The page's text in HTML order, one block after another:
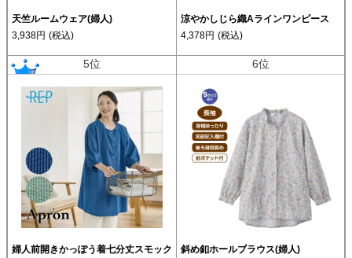
天竺ルームウェア(婦人)
3,938円 (税込)
涼やかしじら織Aラインワンピース
4,378円 (税込)
5位
婦人前開きかっぽう着七分丈スモック
6位
斜め釦ホールブラウス(婦人)